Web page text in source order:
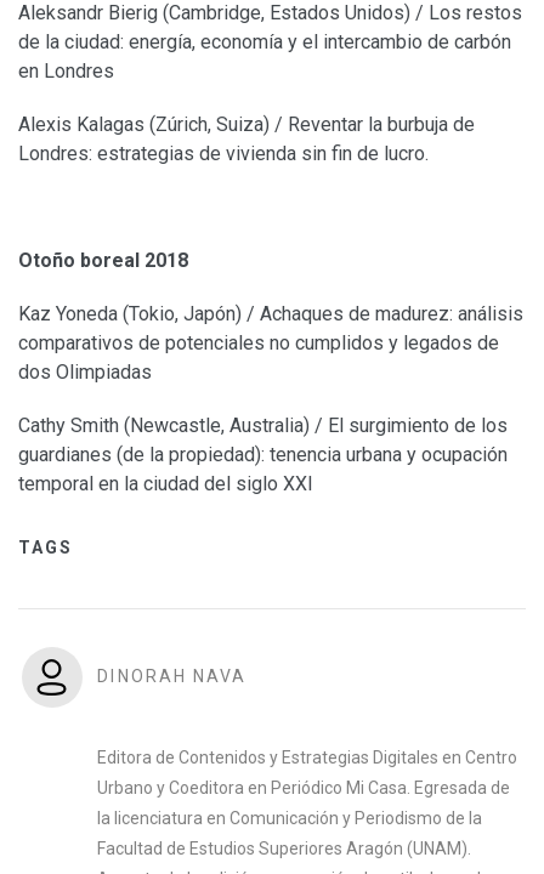
Aleksandr Bierig (Cambridge, Estados Unidos) / Los restos
de la ciudad: energía, economía y el intercambio de carbón
en Londres
Alexis Kalagas (Zúrich, Suiza) / Reventar la burbuja de
Londres: estrategias de vivienda sin fin de lucro.
Otoño boreal 2018
Kaz Yoneda (Tokio, Japón) / Achaques de madurez: análisis
comparativos de potenciales no cumplidos y legados de
dos Olimpiadas
Cathy Smith (Newcastle, Australia) / El surgimiento de los
guardianes (de la propiedad): tenencia urbana y ocupación
temporal en la ciudad del siglo XXI
TAGS
DINORAH NAVA
Editora de Contenidos y Estrategias Digitales en Centro
Urbano y Coeditora en Periódico Mi Casa. Egresada de
la licenciatura en Comunicación y Periodismo de la
Facultad de Estudios Superiores Aragón (UNAM).